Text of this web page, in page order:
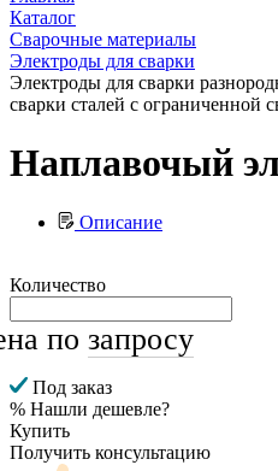
Каталог
Сварочные материалы
Электроды для сварки
Электроды для сварки
сварки сталей с ограниченной
Наплавочый
Описание
Количество
по запросу
Под заказ
% Нашли дешевле?
Купить
Получить консультацию